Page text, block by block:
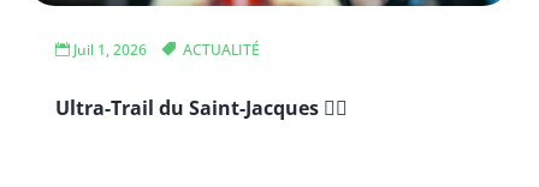
Ultra-Trail du Saint-Jacques 🏃‍♂️
Juil 1, 2026 ACTUALITÉ